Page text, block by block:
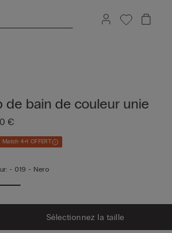
de bain de couleur unie
€
4+1 OFFERT
-019 - Nero
Sélectionnez la taille